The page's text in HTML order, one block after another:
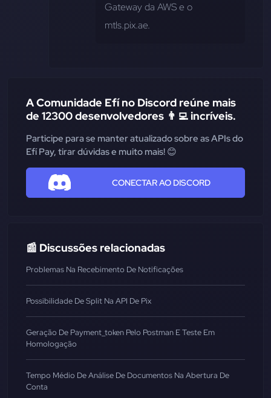
Gateway da AWS e o
mtls.pix.ae.
A Comunidade Efí no Discord reúne mais
de 12300 desenvolvedores 👨‍💻 incríveis.
Participe para se manter atualizado sobre as APIs do
Efí Pay, tirar dúvidas e muito mais! 😊
CONECTAR AO DISCORD
📰 Discussões relacionadas
Problemas Na Recebimento De Notificações
Possibilidade De Split Na API De Pix
Geração De Payment_token Pelo Postman E Teste Em
Homologação
Tempo Médio De Análise De Documentos Na Abertura De
Conta